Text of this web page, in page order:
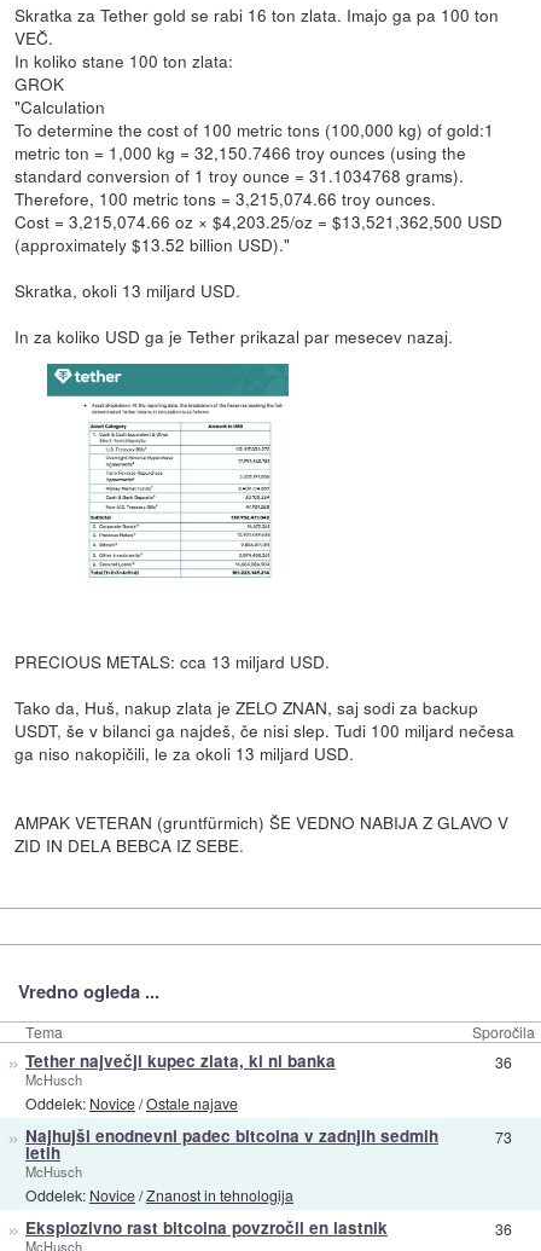
Skratka za Tether gold se rabi 16 ton zlata. Imajo ga pa 100 ton
VEČ.
In koliko stane 100 ton zlata:
GROK
"Calculation
To determine the cost of 100 metric tons (100,000 kg) of gold:1
metric ton = 1,000 kg = 32,150.7466 troy ounces (using the
standard conversion of 1 troy ounce = 31.1034768 grams).
Therefore, 100 metric tons = 3,215,074.66 troy ounces.
Cost = 3,215,074.66 oz × $4,203.25/oz = $13,521,362,500 USD
(approximately $13.52 billion USD)."
Skratka, okoli 13 miljard USD.
In za koliko USD ga je Tether prikazal par mesecev nazaj.
PRECIOUS METALS: cca 13 miljard USD.
Tako da, Huš, nakup zlata je ZELO ZNAN, saj sodi za backup
USDT, še v bilanci ga najdeš, če nisi slep. Tudi 100 miljard nečesa
ga niso nakopičili, le za okoli 13 miljard USD.
AMPAK VETERAN (gruntfürmich) ŠE VEDNO NABIJA Z GLAVO V
ZID IN DELA BEBCA IZ SEBE.
Vredno ogleda ...
Tema Sporočila
» Tether največji kupec zlata, ki ni banka
McHusch
Oddelek: Novice/Ostale najave
36
» Najhujši enodnevni padec bitcoina v zadnjih sedmih
letih
McHusch
Oddelek: Novice/Znanost in tehnologija
73
» Eksplozivno rast bitcoina povzročil en lastnik
McHusch
36